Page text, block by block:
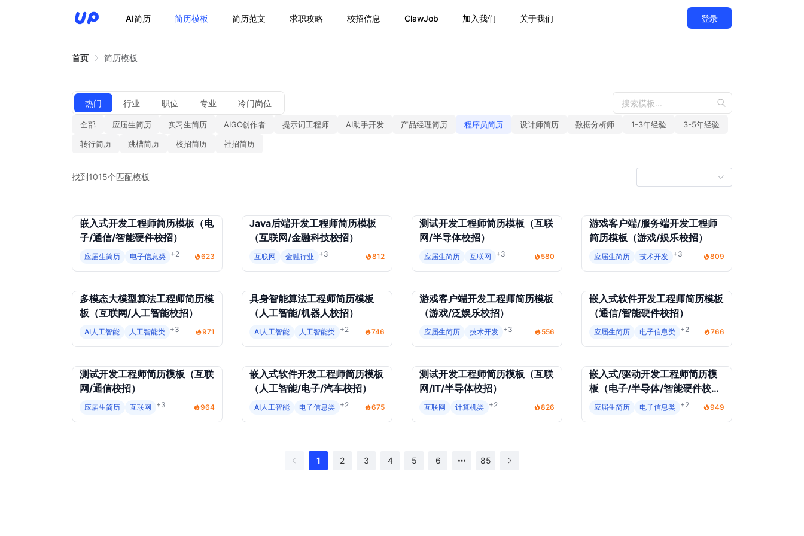
AI简历 简历模板 简历范文 求职攻略 校招信息 ClawJob 加入我们 关于我们 登录
首页 简历模板
热门 行业 职位 专业 冷门岗位
全部 应届生简历 实习生简历 AIGC创作者 提示词工程师 AI助手开发 产品经理简历 程序员简历 设计师简历 数据分析师 1-3年经验
3-5年经验
转行简历
跳槽简历 校招简历 社招简历
找到1015个匹配模板
嵌入式开发工程师简历模板（电
子/通信/智能硬件校招）
应届生简历 电子信息类 +2 623
Java后端开发工程师简历模板
（互联网/金融科技校招）
互联网 金融行业 +3 812
测试开发工程师简历模板（互联
网/半导体校招）
应届生简历 互联网 +3 580
游戏客户端/服务端开发工程师
简历模板（游戏/娱乐校招）
应届生简历 技术开发 +3 809
多模态大模型算法工程师简历模
板（互联网/人工智能校招）
AI人工智能 人工智能类 +3 971
具身智能算法工程师简历模板
（人工智能/机器人校招）
AI人工智能 人工智能类 +2 746
游戏客户端开发工程师简历模板
（游戏/泛娱乐校招）
应届生简历 技术开发 +3 556
嵌入式软件开发工程师简历模板
（通信/智能硬件校招）
应届生简历 电子信息类 +2 766
测试开发工程师简历模板（互联
网/通信校招）
应届生简历 互联网 +3 964
嵌入式软件开发工程师简历模板
（人工智能/电子/汽车校招）
AI人工智能 电子信息类 +2 675
测试开发工程师简历模板（互联
网/IT/半导体校招）
互联网 计算机类 +2 826
嵌入式/驱动开发工程师简历模
板（电子/半导体/智能硬件校
招）
应届生简历 电子信息类 +2 949
1 2 3 4 5 6 85